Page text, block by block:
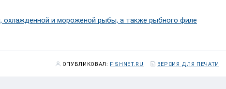
охлажденной и мороженой рыбы, а также рыбного филе
ОПУБЛИКОВАЛ: FISHNET.RU ВЕРСИЯ ДЛЯ ПЕЧАТИ